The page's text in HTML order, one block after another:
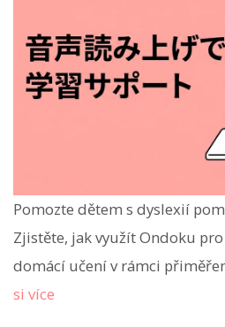
Pomozte dětem s dyslexií
Zjistěte, jak využít Ondoku
domácí učení v rámci
si více